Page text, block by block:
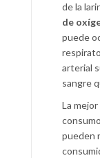
de la
de
puede
arterial
sangre
La
pueden